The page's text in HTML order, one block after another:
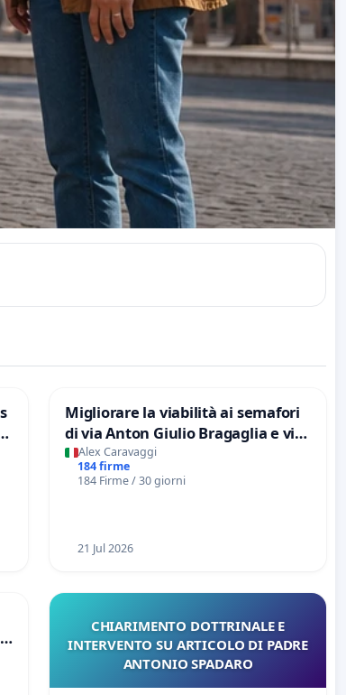
Migliorare la viabilità ai semafori
di via Anton Giulio Bragaglia e via
Tieri XV MUNICIPIO DI ROMA
Alex Caravaggi
184 firme
184 Firme / 30 giorni
21 Jul 2026
CHIARIMENTO DOTTRINALE E
INTERVENTO SU ARTICOLO DI PADRE
ANTONIO SPADARO